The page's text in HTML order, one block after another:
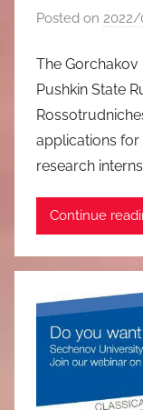
Posted on 2022/
The Gorchakov
Pushkin State
applications
research
Continue